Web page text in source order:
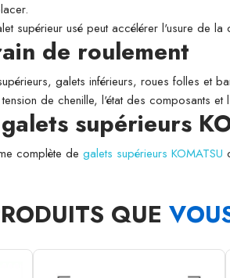
supérieur usé peut accélérer l'usure de
de roulement
galets inférieurs, roues folles et
de chenille, l'état des composants
supérieurs
complète de galets supérieurs KOMATSU
QUE